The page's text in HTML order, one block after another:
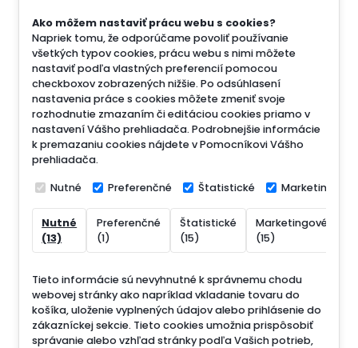
Ako môžem nastaviť prácu webu s cookies?
Napriek tomu, že odporúčame povoliť používanie
všetkých typov cookies, prácu webu s nimi môžete
nastaviť podľa vlastných preferencií pomocou
checkboxov zobrazených nižšie. Po odsúhlasení
nastavenia práce s cookies môžete zmeniť svoje
rozhodnutie zmazaním či editáciou cookies priamo v
nastavení Vášho prehliadača. Podrobnejšie informácie
k premazaniu cookies nájdete v Pomocníkovi Vášho
prehliadača.
Nutné Preferenčné Štatistické Marketingové
Nutné
(13)
Preferenčné
(1)
Štatistické
(15)
Marketingové
(15)
Tieto informácie sú nevyhnutné k správnemu chodu
webovej stránky ako napríklad vkladanie tovaru do
košíka, uloženie vyplnených údajov alebo prihlásenie do
zákazníckej sekcie. Tieto cookies umožnia prispôsobiť
správanie alebo vzhľad stránky podľa Vašich potrieb,